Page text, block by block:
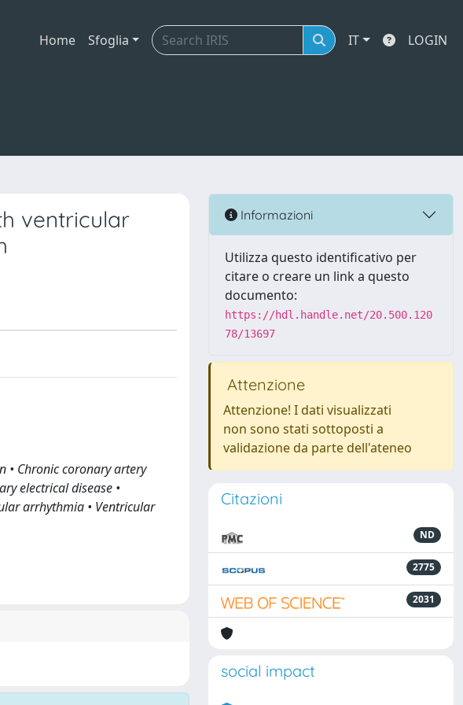
Home Sfoglia IT LOGIN
ventricular
• Chronic coronary artery
electrical disease •
arrhythmia • Ventricular
Informazioni
Utilizza questo identificativo per
citare o creare un link a questo
documento:
https://hdl.handle.net/20.500.120
78/13697
Attenzione
Attenzione! I dati visualizzati
non sono stati sottoposti a
validazione da parte dell'ateneo
Citazioni
ND
2775
2031
social impact